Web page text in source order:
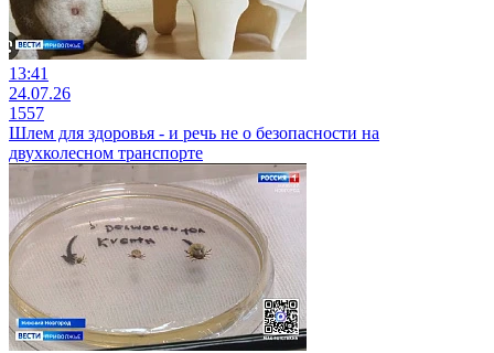
13:41
24.07.26
1557
Шлем для здоровья - и речь не о безопасности на
двухколесном транспорте